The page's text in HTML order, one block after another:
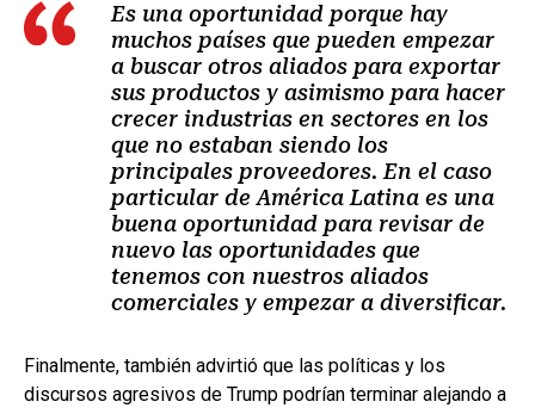
Es una oportunidad porque hay
muchos países que pueden empezar
a buscar otros aliados para exportar
sus productos y asimismo para hacer
crecer industrias en sectores en los
que no estaban siendo los
principales proveedores. En el caso
particular de América Latina es una
buena oportunidad para revisar de
nuevo las oportunidades que
tenemos con nuestros aliados
comerciales y empezar a diversificar.
Finalmente, también advirtió que las políticas y los
discursos agresivos de Trump podrían terminar alejando a